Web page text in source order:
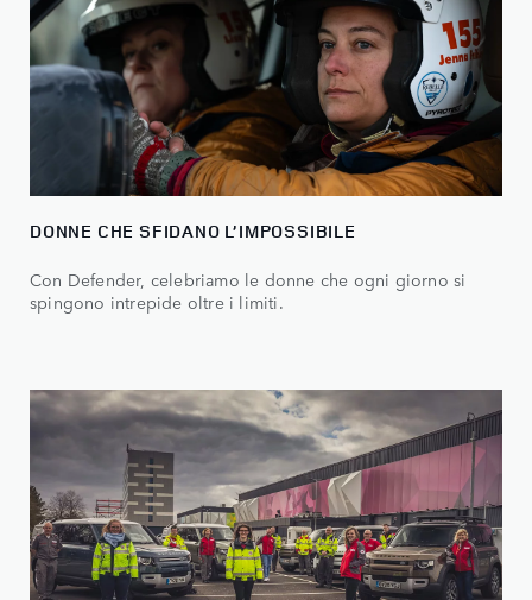
DONNE CHE SFIDANO L’IMPOSSIBILE
Con Defender, celebriamo le donne che ogni giorno si
spingono intrepide oltre i limiti.